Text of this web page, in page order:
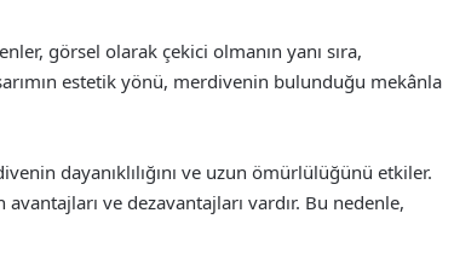
görsel olarak çekici olmanın yanı sıra,
estetik yönü, merdivenin bulunduğu mekânla
dayanıklılığını ve uzun ömürlülüğünü etkiler.
ve dezavantajları vardır. Bu nedenle,